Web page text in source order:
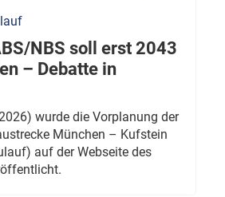
NBS soll erst 2043
– Debatte in
wurde die Vorplanung der
München – Kufstein
auf der Webseite des